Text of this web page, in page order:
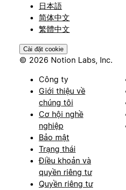
日本語
简体中文
繁體中文
Cài đặt cookie
© 2026 Notion Labs, Inc.
Công ty
Giới thiệu về
chúng tôi
Cơ hội nghề
nghiệp
Bảo mật
Trạng thái
Điều khoản và
quyền riêng tư
Quyền riêng tư